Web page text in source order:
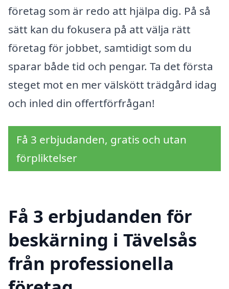
företag som är redo att hjälpa dig. På så
sätt kan du fokusera på att välja rätt
företag för jobbet, samtidigt som du
sparar både tid och pengar. Ta det första
steget mot en mer välskött trädgård idag
och inled din offertförfrågan!
Få 3 erbjudanden, gratis och utan
förpliktelser
Få 3 erbjudanden för
beskärning i Tävelsås
från professionella